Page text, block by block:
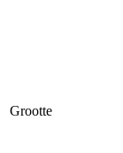
Grootte